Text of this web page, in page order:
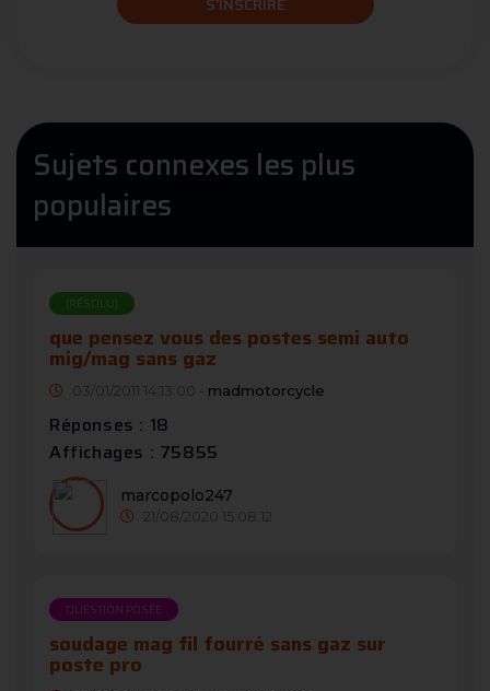
Sujets connexes les plus
populaires
[RÉSOLU]
que pensez vous des postes semi auto
mig/mag sans gaz
03/01/2011 14:13:00 - madmotorcycle
Réponses : 18
Affichages : 75855
marcopolo247
21/08/2020 15:08:12
QUESTION POSÉE
soudage mag fil fourré sans gaz sur
poste pro